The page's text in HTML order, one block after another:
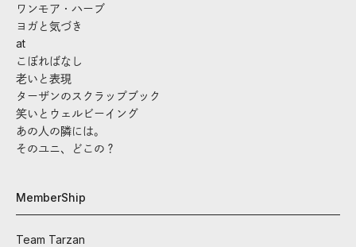
ワンモア・ハーブ
ヨガと気づき
at
こぼればなし
老いと表現
ターザンのスクラップブック
笑いとウェルビーイング
あの人の隣には。
そのユニ、どこの？
MemberShip
Team Tarzan